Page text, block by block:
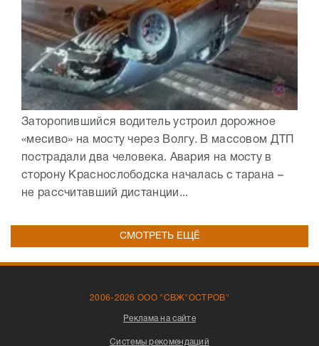
Заторопившийся водитель устроил дорожное
«месиво» на мосту через Волгу. В массовом ДТП
пострадали два человека. Авария на мосту в
сторону Краснослободска началась с тарана –
не рассчитавший дистанции...
СМОТРЕТЬ ЕЩЁ
2006-2026 ООО "СВЖ"ОСТРОВ"
Реклама на сайте
Системы рекомендаций